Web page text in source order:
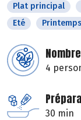
Plat principal
Eté
Printemps
4
30 min